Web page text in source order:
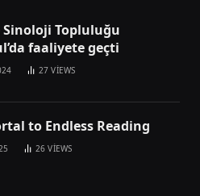
Sinoloji Topluluğu
faaliyete geçti
27VIEWS
to Endless Reading
26VIEWS